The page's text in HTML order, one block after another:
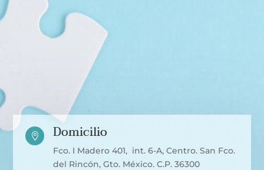
 Domicilio
Fco. I Madero 401, int. 6-A, Centro. San Fco.
del Rincón, Gto. México. C.P. 36300